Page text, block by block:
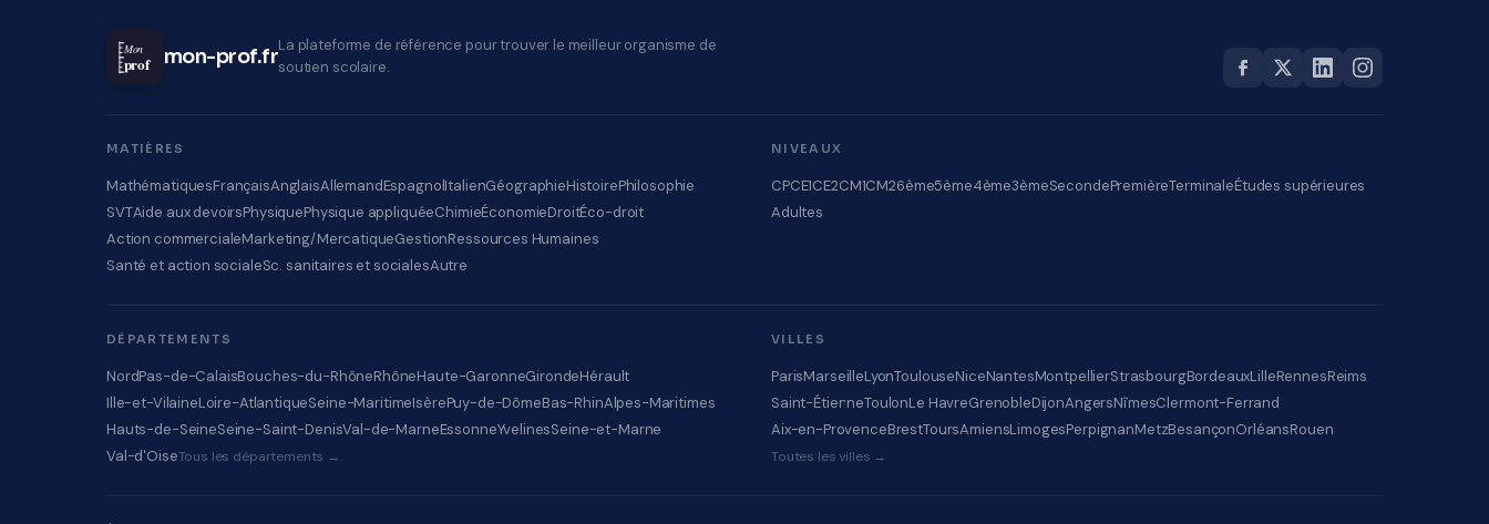
Mon
prof mon-prof.frLa plateforme de référence pour trouver le meilleur organisme de
soutien scolaire.
MATIÈRES
MathématiquesFrançaisAnglaisAllemandEspagnolItalienGéographieHistoirePhilosophie
SVTAide aux devoirsPhysiquePhysique appliquéeChimieÉconomieDroitÉco-droit
Action commercialeMarketing/MercatiqueGestionRessources Humaines
Santé et action socialeSc. sanitaires et socialesAutre
NIVEAUX
CPCE1CE2CM1CM26ème5ème4ème3èmeSecondePremièreTerminaleÉtudes supérieures
Adultes
DÉPARTEMENTS
NordPas-de-CalaisBouches-du-RhôneRhôneHaute-GaronneGirondeHérault
Ille-et-VilaineLoire-AtlantiqueSeine-MaritimeIsèrePuy-de-DômeBas-RhinAlpes-Maritimes
Hauts-de-SeineSeine-Saint-DenisVal-de-MarneEssonneYvelinesSeine-et-Marne
Val-d'OiseTous les départements →
VILLES
ParisMarseilleLyonToulouseNiceNantesMontpellierStrasbourgBordeauxLilleRennesReims
Saint-ÉtienneToulonLe HavreGrenobleDijonAngersNîmesClermont-Ferrand
Aix-en-ProvenceBrestToursAmiensLimogesPerpignanMetzBesançonOrléansRouen
Toutes les villes →